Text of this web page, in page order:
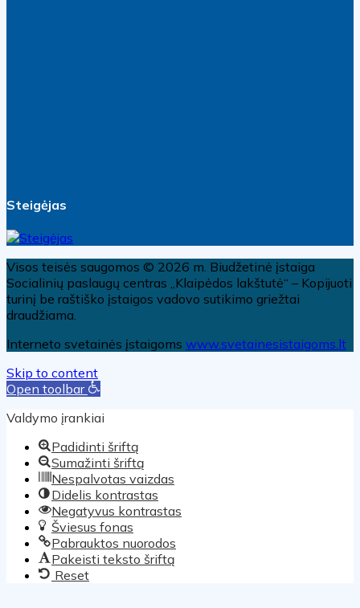
Steigėjas
Visos teisės saugomos © 2026 m. Biudžetinė įstaiga
Socialinių paslaugų centras „Klaipėdos lakštutė“ – Kopijuoti
turinį be raštiško įstaigos vadovo sutikimo griežtai
draudžiama.
Interneto svetainės įstaigoms www.svetainesistaigoms.lt
Skip to content
Open toolbar
Valdymo įrankiai
Padidinti šriftą
Sumažinti šriftą
Nespalvotas vaizdas
Didelis kontrastas
Negatyvus kontrastas
Šviesus fonas
Pabrauktos nuorodos
Pakeisti teksto šriftą
Reset